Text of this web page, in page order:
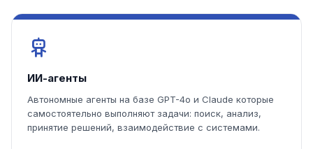
ИИ-агенты
Автономные агенты на базе GPT-4o и Claude которые
самостоятельно выполняют задачи: поиск, анализ,
принятие решений, взаимодействие с системами.